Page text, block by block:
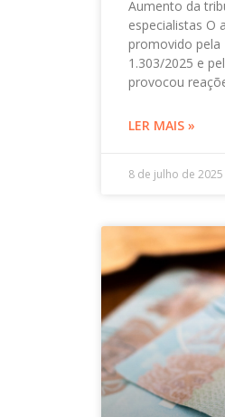
Aumento da
especialistas O
promovido pela
1.303/2025 e
provocou
LER MAIS »
8 de julho de 2025